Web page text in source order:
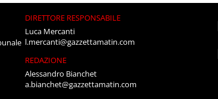
DIRETTORE RESPONSABILE
Luca Mercanti
l.mercanti@gazzettamatin.com
REDAZIONE
Alessandro Bianchet
a.bianchet@gazzettamatin.com